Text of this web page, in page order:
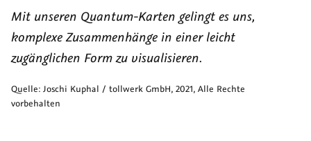
Mit unseren Quantum-Karten gelingt es uns,
komplexe Zusammenhänge in einer leicht
zugänglichen Form zu visualisieren.
Quelle: Joschi Kuphal / tollwerk GmbH, 2021, Alle Rechte
vorbehalten